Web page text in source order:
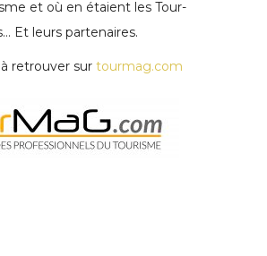
et où en étaient les Tour-
Et leurs partenaires.
retrouver sur tourmag.com